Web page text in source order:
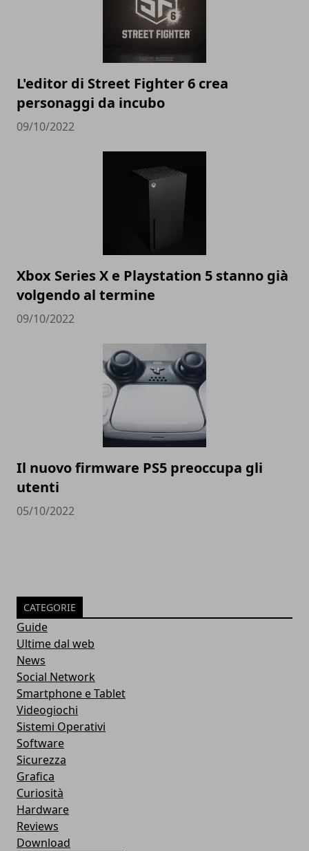
L'editor di Street Fighter 6 crea
personaggi da incubo
09/10/2022
Xbox Series X e Playstation 5 stanno già
volgendo al termine
09/10/2022
Il nuovo firmware PS5 preoccupa gli
utenti
05/10/2022
CATEGORIE
Guide
Ultime dal web
News
Social Network
Smartphone e Tablet
Videogiochi
Sistemi Operativi
Software
Sicurezza
Grafica
Curiosità
Hardware
Reviews
Download